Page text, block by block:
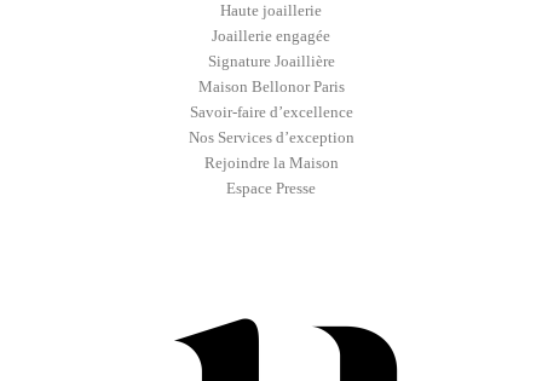
Haute joaillerie
Joaillerie engagée
Signature Joaillière
Maison Bellonor Paris
Savoir-faire d’excellence
Nos Services d’exception
Rejoindre la Maison
Espace Presse